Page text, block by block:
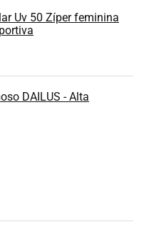
Uv 50 Zíper feminina
DAILUS - Alta